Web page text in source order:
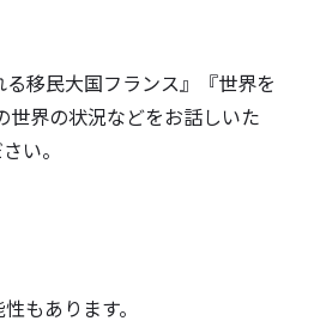
移民大国フランス』『世界を
界の状況などをお話しいた
い。
もあります。